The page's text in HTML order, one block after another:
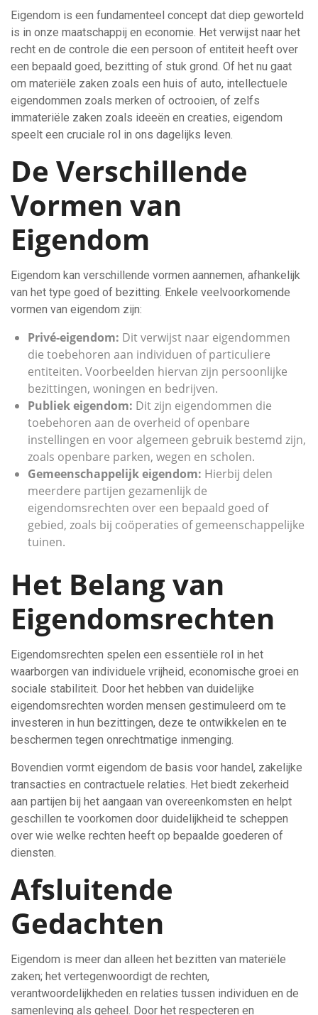
Eigendom is een fundamenteel concept dat diep geworteld
is in onze maatschappij en economie. Het verwijst naar het
recht en de controle die een persoon of entiteit heeft over
een bepaald goed, bezitting of stuk grond. Of het nu gaat
om materiële zaken zoals een huis of auto, intellectuele
eigendommen zoals merken of octrooien, of zelfs
immateriële zaken zoals ideeën en creaties, eigendom
speelt een cruciale rol in ons dagelijks leven.
De Verschillende
Vormen van
Eigendom
Eigendom kan verschillende vormen aannemen, afhankelijk
van het type goed of bezitting. Enkele veelvoorkomende
vormen van eigendom zijn:
Privé-eigendom: Dit verwijst naar eigendommen
die toebehoren aan individuen of particuliere
entiteiten. Voorbeelden hiervan zijn persoonlijke
bezittingen, woningen en bedrijven.
Publiek eigendom: Dit zijn eigendommen die
toebehoren aan de overheid of openbare
instellingen en voor algemeen gebruik bestemd zijn,
zoals openbare parken, wegen en scholen.
Gemeenschappelijk eigendom: Hierbij delen
meerdere partijen gezamenlijk de
eigendomsrechten over een bepaald goed of
gebied, zoals bij coöperaties of gemeenschappelijke
tuinen.
Het Belang van
Eigendomsrechten
Eigendomsrechten spelen een essentiële rol in het
waarborgen van individuele vrijheid, economische groei en
sociale stabiliteit. Door het hebben van duidelijke
eigendomsrechten worden mensen gestimuleerd om te
investeren in hun bezittingen, deze te ontwikkelen en te
beschermen tegen onrechtmatige inmenging.
Bovendien vormt eigendom de basis voor handel, zakelijke
transacties en contractuele relaties. Het biedt zekerheid
aan partijen bij het aangaan van overeenkomsten en helpt
geschillen te voorkomen door duidelijkheid te scheppen
over wie welke rechten heeft op bepaalde goederen of
diensten.
Afsluitende
Gedachten
Eigendom is meer dan alleen het bezitten van materiële
zaken; het vertegenwoordigt de rechten,
verantwoordelijkheden en relaties tussen individuen en de
samenleving als geheel. Door het respecteren en